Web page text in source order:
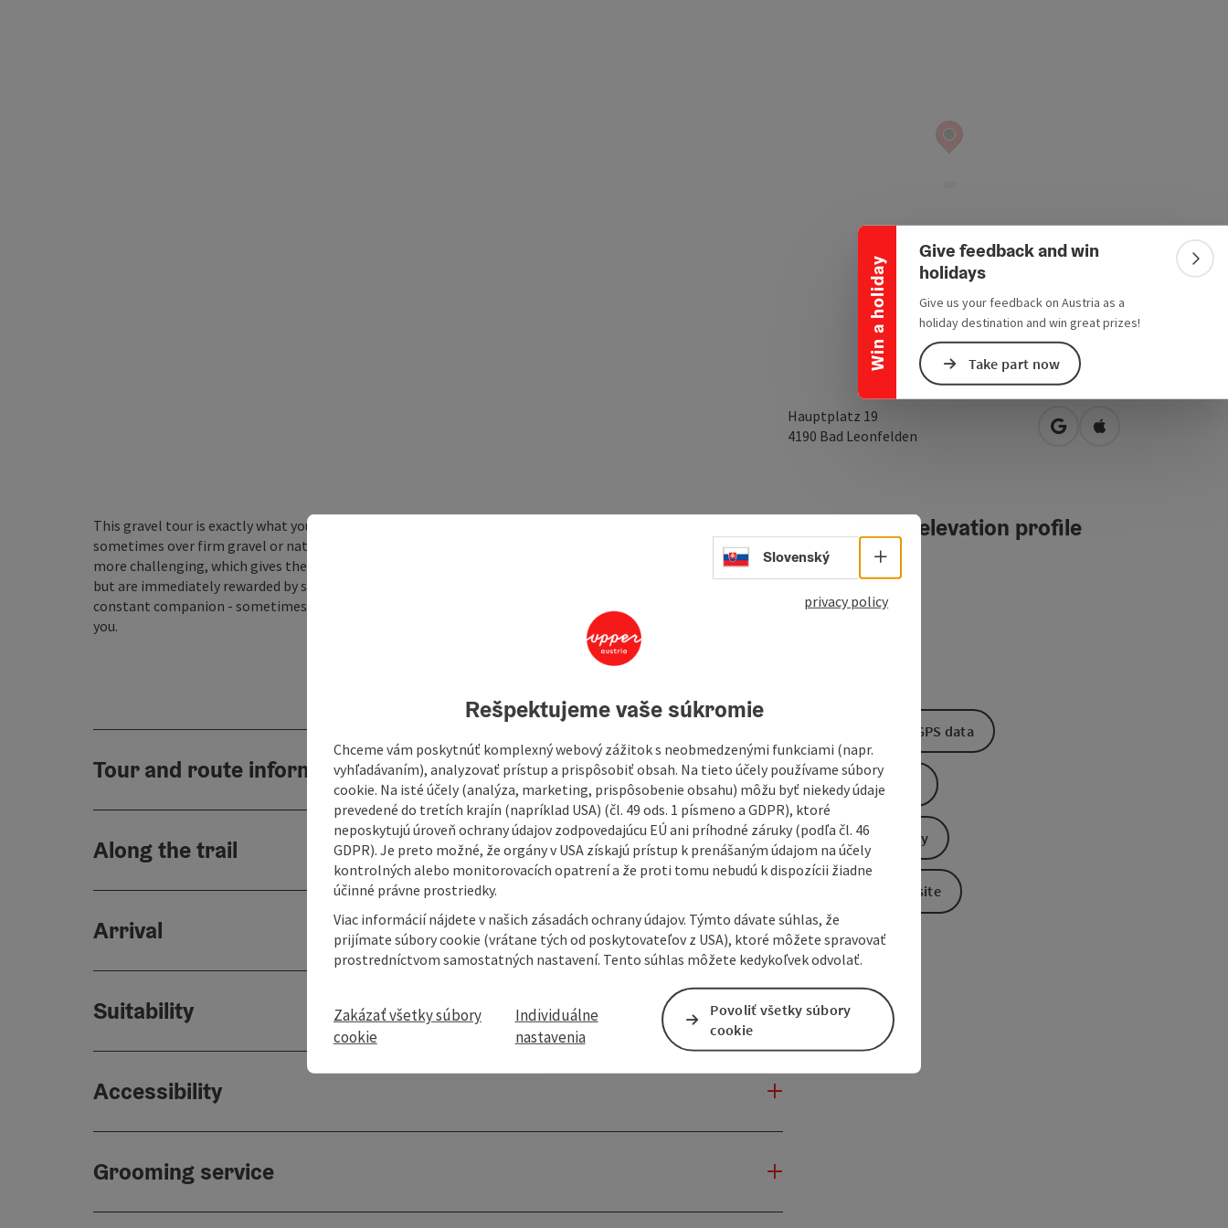
Win a holiday
Collapse banner
Give feedback and win
holidays
Give us your feedback on Austria as a
holiday destination and win great prizes!
Take part now
Hauptplatz 19
4190 Bad Leonfelden open in Google Maps
Open in Apple
This gravel tour is exactly what you would expect from a successful tour. Sometimes you roll over asphalt,
sometimes over firm gravel or natural forest floor. Some of the meadow paths are well worn, others a little
more challenging, which gives the tour an appealing rhythm. Some technical climbs are briefly challenging,
but are immediately rewarded by sweeping views over beautiful farms and open countryside. The Alps are a
constant companion - sometimes directly in front of you, sometimes to the side, sometimes lagging behind
you.
Tour and route information
Along the trail
Arrival
Suitability
Accessibility
Grooming service
Interactive elevation profile
Download GPS data
Create PDF
Send inquiry
To the website
Select language - Open menu
Slovenský
privacy policy
Rešpektujeme vaše súkromie
Chceme vám poskytnúť komplexný webový zážitok s neobmedzenými funkciami (napr.
vyhľadávaním), analyzovať prístup a prispôsobiť obsah. Na tieto účely používame súbory
cookie. Na isté účely (analýza, marketing, prispôsobenie obsahu) môžu byť niekedy údaje
prevedené do tretích krajín (napríklad USA) (čl. 49 ods. 1 písmeno a GDPR), ktoré
neposkytujú úroveň ochrany údajov zodpovedajúcu EÚ ani príhodné záruky (podľa čl. 46
GDPR). Je preto možné, že orgány v USA získajú prístup k prenášaným údajom na účely
kontrolných alebo monitorovacích opatrení a že proti tomu nebudú k dispozícii žiadne
účinné právne prostriedky.
Viac informácií nájdete v našich zásadách ochrany údajov. Týmto dávate súhlas, že
prijímate súbory cookie (vrátane tých od poskytovateľov z USA), ktoré môžete spravovať
prostredníctvom samostatných nastavení. Tento súhlas môžete kedykoľvek odvolať.
Zakázať všetky súbory
cookie
Individuálne
nastavenia
Povoliť všetky súbory
cookie